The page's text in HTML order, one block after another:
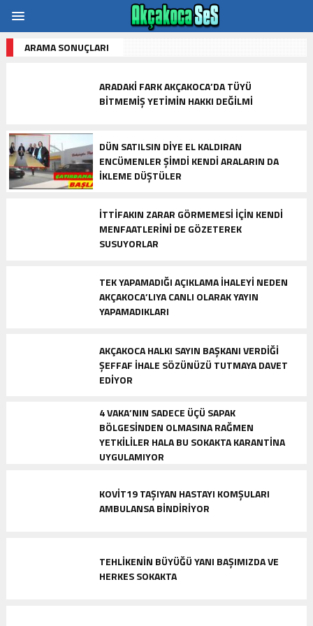
ARAMA SONUÇLARI
ARADAKI FARK AKÇAKOCA’DA TÜYÜ
BITMEMIŞ YETIMIN HAKKI DEĞILMI
DÜN SATILSIN DIYE EL KALDIRAN
ENCÜMENLER ŞIMDI KENDI ARALARIN DA
İKLEME DÜŞTÜLER
ITTIFAKIN ZARAR GÖRMEMESI IÇIN KENDI
MENFAATLERINI DE GÖZETEREK
SUSUYORLAR
TEK YAPAMADIĞI AÇIKLAMA İHALEYI NEDEN
AKÇAKOCA’LIYA CANLI OLARAK YAYIN
YAPAMADIKLARI
AKÇAKOCA HALKI SAYIN BAŞKANI VERDIĞI
ŞEFFAF İHALE SÖZÜNÜZÜ TUTMAYA DAVET
EDIYOR
4 VAKA’NIN SADECE ÜÇÜ SAPAK
BÖLGESINDEN OLMASINA RAĞMEN
YETKILILER HALA BU SOKAKTA KARANTINA
UYGULAMIYOR
KOVIT19 TAŞIYAN HASTAYI KOMŞULARI
AMBULANSA BINDIRIYOR
TEHLIKENIN BÜYÜĞÜ YANI BAŞIMIZDA VE
HERKES SOKAKTA